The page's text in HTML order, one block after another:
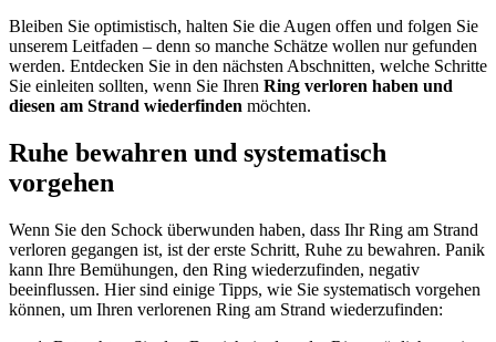
Bleiben Sie optimistisch, halten Sie die Augen offen und folgen Sie
unserem Leitfaden – denn so manche Schätze wollen nur gefunden
werden. Entdecken Sie in den nächsten Abschnitten, welche Schritte
Sie einleiten sollten, wenn Sie Ihren Ring verloren haben und
diesen am Strand wiederfinden möchten.
Ruhe bewahren und systematisch
vorgehen
Wenn Sie den Schock überwunden haben, dass Ihr Ring am Strand
verloren gegangen ist, ist der erste Schritt, Ruhe zu bewahren. Panik
kann Ihre Bemühungen, den Ring wiederzufinden, negativ
beeinflussen. Hier sind einige Tipps, wie Sie systematisch vorgehen
können, um Ihren verlorenen Ring am Strand wiederzufinden: